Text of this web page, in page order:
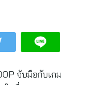
จับมือกับเกม